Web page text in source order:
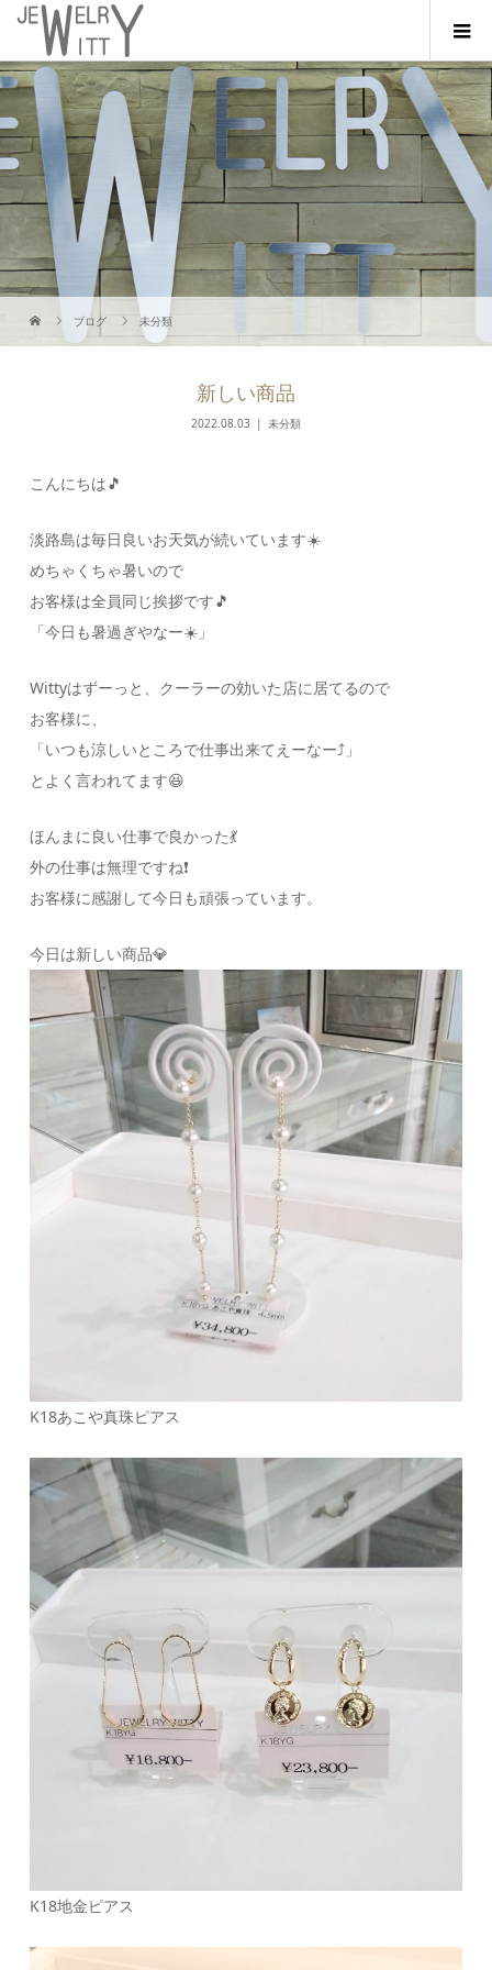
ブログ 未分類
新しい商品
2022.08.03 未分類
こんにちは🎵
淡路島は毎日良いお天気が続いています☀️
めちゃくちゃ暑いので
お客様は全員同じ挨拶です🎵
「今日も暑過ぎやなー☀️」
Wittyはずーっと、クーラーの効いた店に居てるので
お客様に、
「いつも涼しいところで仕事出来てえーなー⤴️」
とよく言われてます😆
ほんまに良い仕事で良かった💃
外の仕事は無理ですね❗
お客様に感謝して今日も頑張っています。
今日は新しい商品💎
K18あこや真珠ピアス
K18地金ピアス